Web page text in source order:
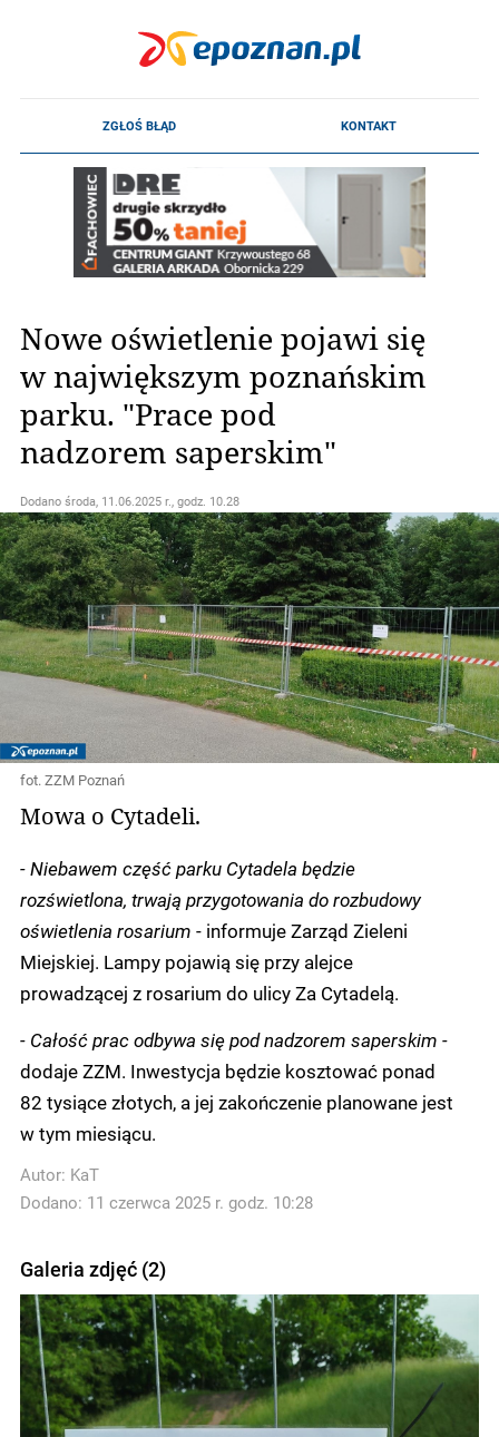
Nowe oświetlenie pojawi się
w największym poznańskim
parku. "Prace pod
nadzorem saperskim"
Dodano środa, 11.06.2025 r., godz. 10.28
fot. ZZM Poznań
Mowa o Cytadeli.
- Niebawem część parku Cytadela będzie
rozświetlona, trwają przygotowania do rozbudowy
oświetlenia rosarium - informuje Zarząd Zieleni
Miejskiej. Lampy pojawią się przy alejce
prowadzącej z rosarium do ulicy Za Cytadelą.
- Całość prac odbywa się pod nadzorem saperskim -
dodaje ZZM. Inwestycja będzie kosztować ponad
82 tysiące złotych, a jej zakończenie planowane jest
w tym miesiącu.
Autor: KaT
Dodano: 11 czerwca 2025 r. godz. 10:28
Galeria zdjęć (2)